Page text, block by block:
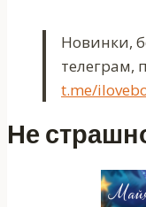
Новинки,
телеграм,
t.me/
Не